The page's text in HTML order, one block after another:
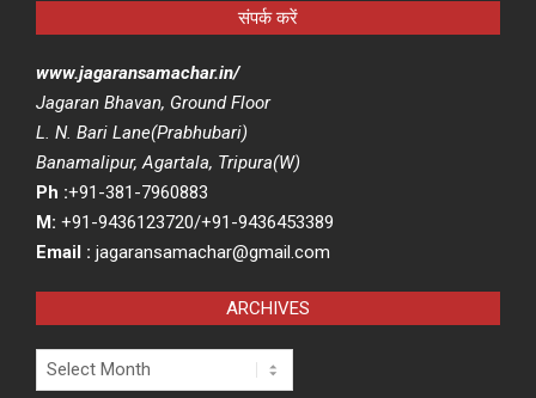
संपर्क करें
www.jagaransamachar.in/
Jagaran Bhavan, Ground Floor
L. N. Bari Lane(Prabhubari)
Banamalipur, Agartala, Tripura(W)
Ph :+91-381-7960883
M: +91-9436123720/+91-9436453389
Email : jagaransamachar@gmail.com
ARCHIVES
Archives